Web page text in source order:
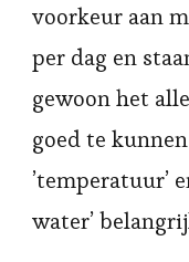
voorkeur aan
per dag en
gewoon het
goed te
’temperatuur’
water’